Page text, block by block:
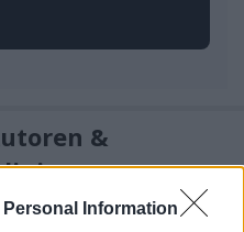
Information
&